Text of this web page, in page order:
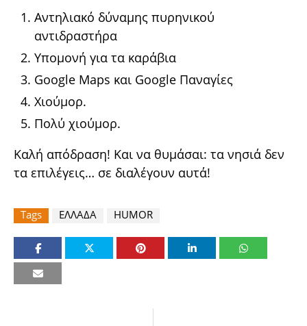
Αντηλιακό δύναμης πυρηνικού
αντιδραστήρα
Υπομονή για τα καράβια
Google Maps και Google Παναγίες
Χιούμορ.
Πολύ χιούμορ.
Καλή απόδραση! Και να θυμάσαι: τα νησιά δεν
τα επιλέγεις… σε διαλέγουν αυτά!
Tags ΕΛΛΑΔΑ HUMOR